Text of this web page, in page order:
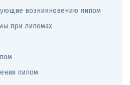
возникновению липом
при липомах
липом